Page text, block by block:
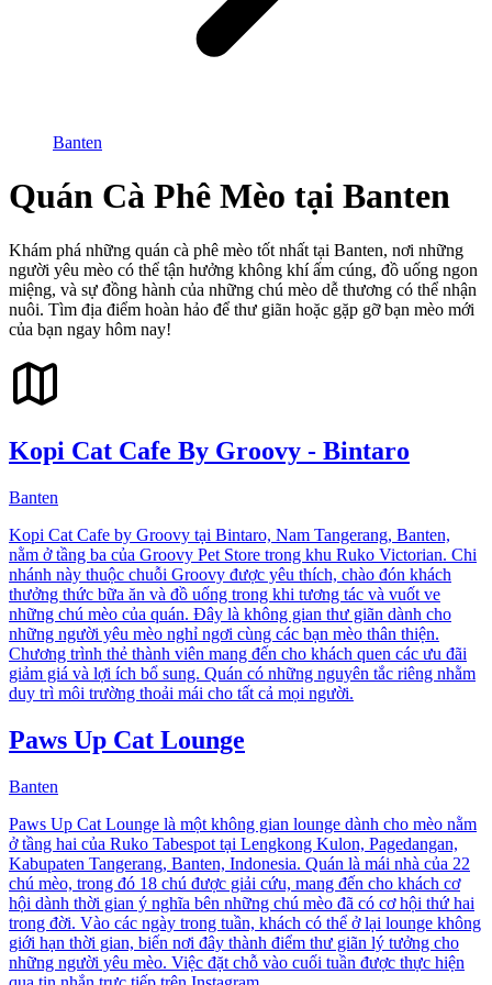
Banten
Quán Cà Phê Mèo tại Banten
Khám phá những quán cà phê mèo tốt nhất tại Banten, nơi những
người yêu mèo có thể tận hưởng không khí ấm cúng, đồ uống ngon
miệng, và sự đồng hành của những chú mèo dễ thương có thể nhận
nuôi. Tìm địa điểm hoàn hảo để thư giãn hoặc gặp gỡ bạn mèo mới
của bạn ngay hôm nay!
Kopi Cat Cafe By Groovy - Bintaro
Banten
Kopi Cat Cafe by Groovy tại Bintaro, Nam Tangerang, Banten,
nằm ở tầng ba của Groovy Pet Store trong khu Ruko Victorian. Chi
nhánh này thuộc chuỗi Groovy được yêu thích, chào đón khách
thưởng thức bữa ăn và đồ uống trong khi tương tác và vuốt ve
những chú mèo của quán. Đây là không gian thư giãn dành cho
những người yêu mèo nghỉ ngơi cùng các bạn mèo thân thiện.
Chương trình thẻ thành viên mang đến cho khách quen các ưu đãi
giảm giá và lợi ích bổ sung. Quán có những nguyên tắc riêng nhằm
duy trì môi trường thoải mái cho tất cả mọi người.
Paws Up Cat Lounge
Banten
Paws Up Cat Lounge là một không gian lounge dành cho mèo nằm
ở tầng hai của Ruko Tabespot tại Lengkong Kulon, Pagedangan,
Kabupaten Tangerang, Banten, Indonesia. Quán là mái nhà của 22
chú mèo, trong đó 18 chú được giải cứu, mang đến cho khách cơ
hội dành thời gian ý nghĩa bên những chú mèo đã có cơ hội thứ hai
trong đời. Vào các ngày trong tuần, khách có thể ở lại lounge không
giới hạn thời gian, biến nơi đây thành điểm thư giãn lý tưởng cho
những người yêu mèo. Việc đặt chỗ vào cuối tuần được thực hiện